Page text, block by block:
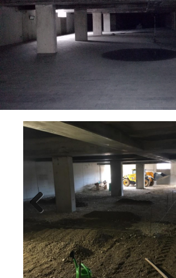
Previ
ous